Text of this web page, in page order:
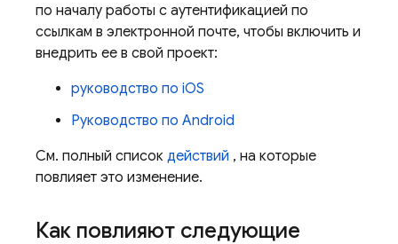
по началу работы с аутентификацией по
ссылкам в электронной почте, чтобы включить и
внедрить ее в свой проект:
руководство по iOS
Руководство по Android
См. полный список действий , на которые
повлияет это изменение.
Как повлияют следующие